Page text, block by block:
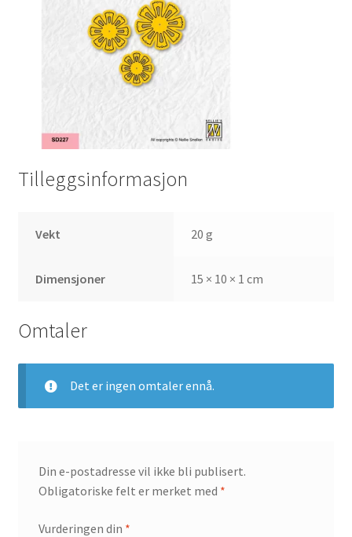
Tilleggsinformasjon
Vekt 20 g
Dimensjoner 15 × 10 × 1 cm
Omtaler
Det er ingen omtaler ennå.
Din e-postadresse vil ikke bli publisert.
Obligatoriske felt er merket med *
Vurderingen din *